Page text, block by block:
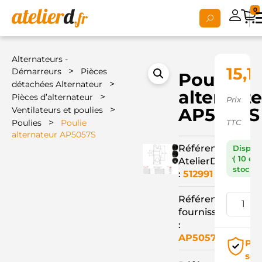
0
Alternateurs -
Démarreurs
>
Pièces
détachées Alternateur
>
Pièces d’alternateur >
Ventilateurs et poulies >
Poulies >
Poulie
alternateur AP5057S
Poulie
AP5057S
Référence
AtelierD
:512991
Référence
fournisseur
:
AP5057S
Prix
TTC
( 10 en
stock )